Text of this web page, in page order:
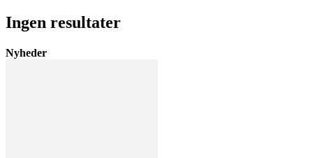
Ingen resultater
Nyheder